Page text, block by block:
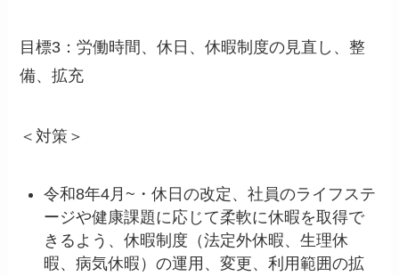
目標3：労働時間、休日、休暇制度の見直し、整
備、拡充
＜対策＞
令和8年4月~・休日の改定、社員のライフステ
ージや健康課題に応じて柔軟に休暇を取得で
きるよう、休暇制度（法定外休暇、生理休
暇、病気休暇）の運用、変更、利用範囲の拡